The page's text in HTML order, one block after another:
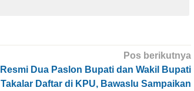
Pos berikutnya
Resmi Dua Paslon Bupati dan Wakil Bupati
Takalar Daftar di KPU, Bawaslu Sampaikan